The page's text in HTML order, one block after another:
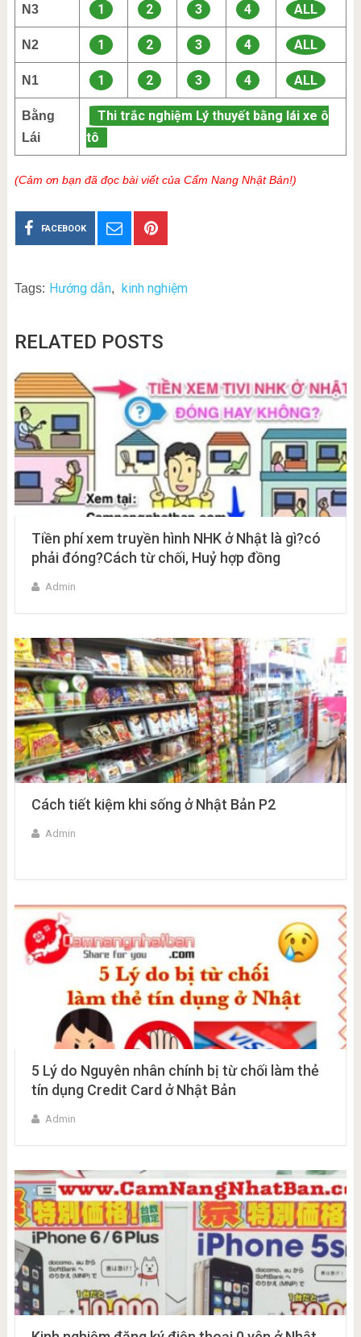
N3 1 2 3 4 ALL
N2 1 2 3 4 ALL
N1 1 2 3 4 ALL
Bằng
Lái
Thi trắc nghiệm Lý thuyết bằng lái xe ô
tô
(Cảm ơn bạn đã đọc bài viết của Cẩm Nang Nhật Bản!)
FACEBOOK
Tags: Hướng dẫn, kinh nghiệm
RELATED POSTS
Tiền phí xem truyền hình NHK ở Nhật là gì?có
phải đóng?Cách từ chối, Huỷ hợp đồng
Admin
Cách tiết kiệm khi sống ở Nhật Bản P2
Admin
5 Lý do Nguyên nhân chính bị từ chối làm thẻ
tín dụng Credit Card ở Nhật Bản
Admin